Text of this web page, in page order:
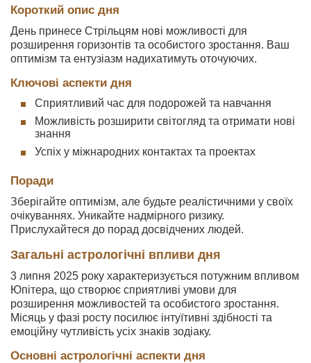
Короткий опис дня
День принесе Стрільцям нові можливості для
розширення горизонтів та особистого зростання. Ваш
оптимізм та ентузіазм надихатимуть оточуючих.
Ключові аспекти дня
Сприятливий час для подорожей та навчання
Можливість розширити світогляд та отримати нові
знання
Успіх у міжнародних контактах та проектах
Поради
Зберігайте оптимізм, але будьте реалістичними у своїх
очікуваннях. Уникайте надмірного ризику.
Прислухайтеся до порад досвідчених людей.
Загальні астрологічні впливи дня
3 липня 2025 року характеризується потужним впливом
Юпітера, що створює сприятливі умови для
розширення можливостей та особистого зростання.
Місяць у фазі росту посилює інтуїтивні здібності та
емоційну чутливість усіх знаків зодіаку.
Основні астрологічні аспекти дня